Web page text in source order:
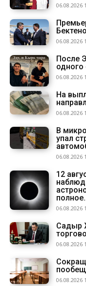
06.08.2026
06.08.2026
После
одного
06.08.2026
На
06.08.2026
В
упал
06.08.2026
12
06.08.2026
Садыр
06.08.2026
06.08.2026